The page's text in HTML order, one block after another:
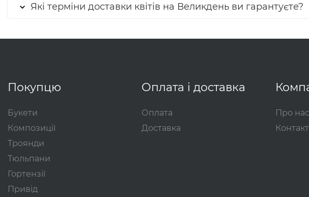
Які терміни доставки квітів на Великдень ви гарантуєте?
Покупцю
Букети
Композиції
Троянди
Тюльпани
Гортензії
Привід
Оплата і доставка
Оплата
Доставка
Про нас